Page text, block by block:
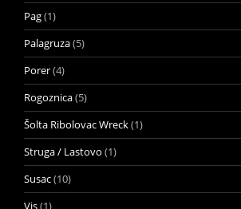
Pag(1)
Palagruza(5)
Porer(4)
Rogoznica(5)
Šolta Ribolovac Wreck(1)
Struga / Lastovo (1)
Susac(10)
Vis(1)